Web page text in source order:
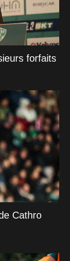
forfaits
Cathro